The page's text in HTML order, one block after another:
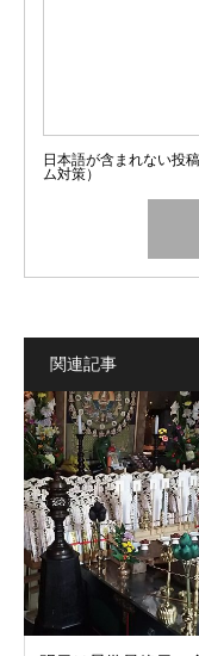
日本語が含まれない投
ム対策）
関連記事